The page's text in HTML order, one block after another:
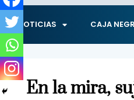
NOTICIAS CAJA
En la mira,